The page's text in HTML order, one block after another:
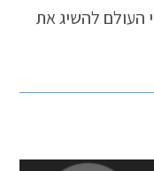
העולם להשיג את